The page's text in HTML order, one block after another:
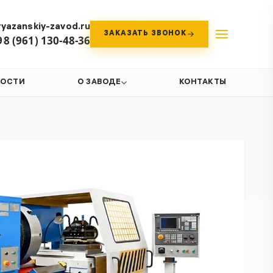
zavod.ru
8 (961) 130-48-36 ЗАКАЗАТЬ ЗВОНОК
О ЗАВОДЕ КОНТАКТЫ